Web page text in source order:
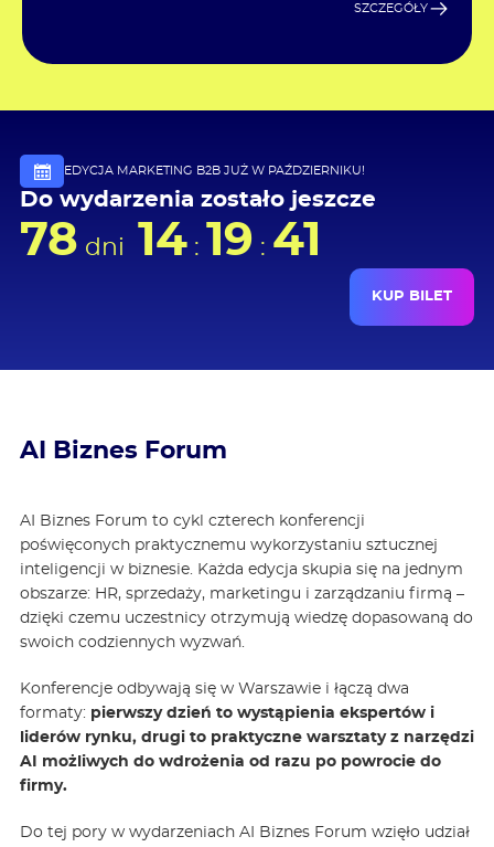
SZCZEGÓŁY
EDYCJA MARKETING B2B JUŻ W PAŹDZIERNIKU!
Do wydarzenia zostało jeszcze
78 dni 14: 19 : 40
KUP BILET
AI Biznes Forum
AI Biznes Forum to cykl czterech konferencji
poświęconych praktycznemu wykorzystaniu sztucznej
inteligencji w biznesie. Każda edycja skupia się na jednym
obszarze: HR, sprzedaży, marketingu i zarządzaniu firmą –
dzięki czemu uczestnicy otrzymują wiedzę dopasowaną do
swoich codziennych wyzwań.
Konferencje odbywają się w Warszawie i łączą dwa
formaty: pierwszy dzień to wystąpienia ekspertów i
liderów rynku, drugi to praktyczne warsztaty z narzędzi
AI możliwych do wdrożenia od razu po powrocie do
firmy.
Do tej pory w wydarzeniach AI Biznes Forum wzięło udział